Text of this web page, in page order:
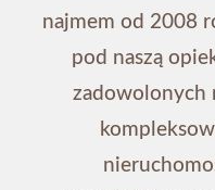
najmem od 2008
pod naszą
zadowolonych